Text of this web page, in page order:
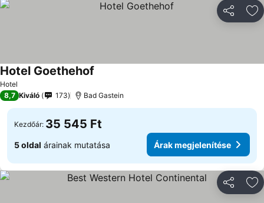
Hotel
Hotel Goethehof
8,7 Kiváló 173 Bad Gastein
Kezdőár: 35 545 Ft
5 oldal árainak mutatása Árak megjelenítése